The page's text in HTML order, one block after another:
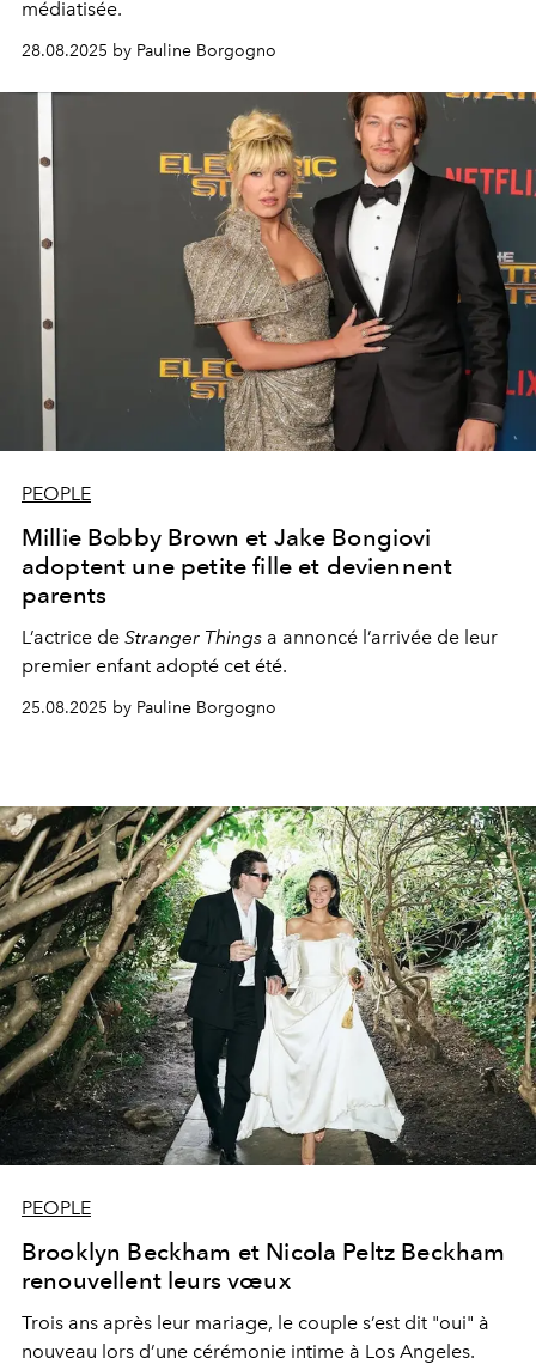
médiatisée.
28.08.2025 by Pauline Borgogno
PEOPLE
Millie Bobby Brown et Jake Bongiovi
adoptent une petite fille et deviennent
parents
L’actrice de Stranger Things a annoncé l’arrivée de leur
premier enfant adopté cet été.
25.08.2025 by Pauline Borgogno
PEOPLE
Brooklyn Beckham et Nicola Peltz Beckham
renouvellent leurs vœux
Trois ans après leur mariage, le couple s’est dit "oui" à
nouveau lors d’une cérémonie intime à Los Angeles.